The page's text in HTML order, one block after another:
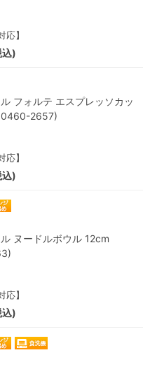
応】
)
フォルテ エスプレッソカッ
2657)
応】
)
ヌードルボウル 12cm
応】
)